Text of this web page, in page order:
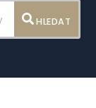
HLEDAT